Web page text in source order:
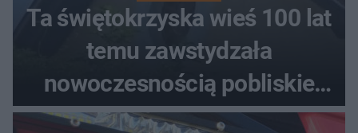
Ta świętokrzyska wieś 100 lat
temu zawstydzała
nowoczesnością pobliskie
miasta. Prąd, telefon i